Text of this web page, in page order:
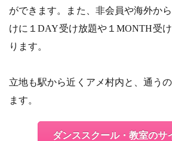
ができます。また、非会員や海外か
けに１DAY受け放題や１MONTH受
ります。
立地も駅から近くアメ村内と、通う
ます。
ダンススクール・教室のサ